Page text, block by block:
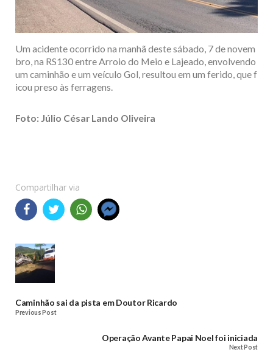
Um acidente ocorrido na manhã deste sábado, 7 de novem
bro, na RS130 entre Arroio do Meio e Lajeado, envolvendo
um caminhão e um veículo Gol, resultou em um ferido, que f
icou preso às ferragens.
Foto: Júlio César Lando Oliveira
Compartilhar via
Caminhão sai da pista em Doutor Ricardo
Previous Post
Operação Avante Papai Noel foi iniciada
Next Post